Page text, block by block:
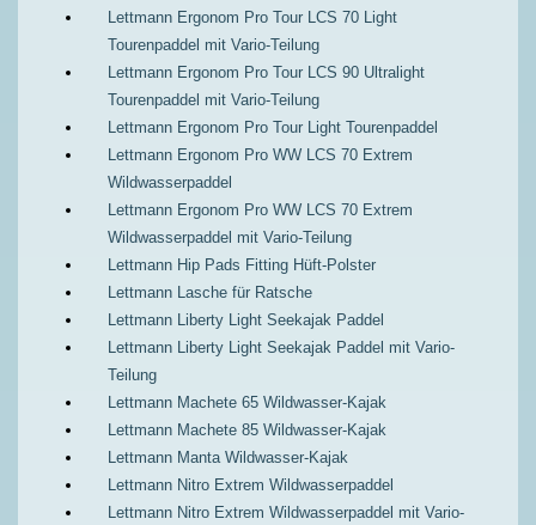
Lettmann Ergonom Pro Tour LCS 70 Light
Tourenpaddel mit Vario-Teilung
Lettmann Ergonom Pro Tour LCS 90 Ultralight
Tourenpaddel mit Vario-Teilung
Lettmann Ergonom Pro Tour Light Tourenpaddel
Lettmann Ergonom Pro WW LCS 70 Extrem
Wildwasserpaddel
Lettmann Ergonom Pro WW LCS 70 Extrem
Wildwasserpaddel mit Vario-Teilung
Lettmann Hip Pads Fitting Hüft-Polster
Lettmann Lasche für Ratsche
Lettmann Liberty Light Seekajak Paddel
Lettmann Liberty Light Seekajak Paddel mit Vario-
Teilung
Lettmann Machete 65 Wildwasser-Kajak
Lettmann Machete 85 Wildwasser-Kajak
Lettmann Manta Wildwasser-Kajak
Lettmann Nitro Extrem Wildwasserpaddel
Lettmann Nitro Extrem Wildwasserpaddel mit Vario-